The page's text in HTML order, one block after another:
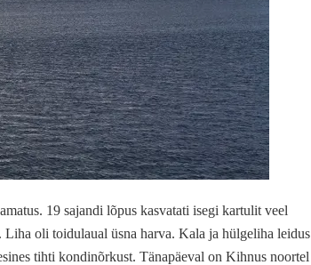
19 sajandi lõpus kasvatati isegi kartulit veel
oli toidulaual üsna harva. Kala ja hülgeliha leidus
tihti kondinõrkust. Tänapäeval on Kihnus noortel